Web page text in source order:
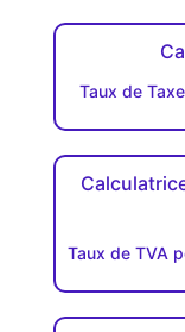
Taux de
Taux de TVA